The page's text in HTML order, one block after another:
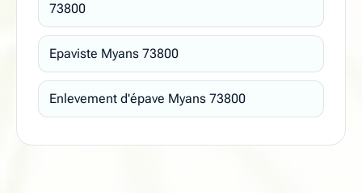
73800
Epaviste Myans 73800
Enlevement d'épave Myans 73800